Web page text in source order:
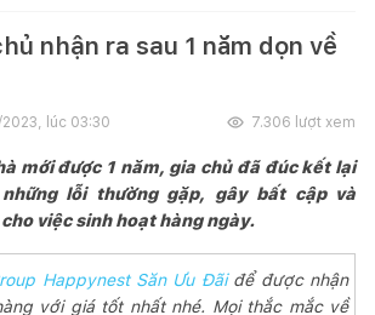
nhận ra sau 1 năm dọn về
lúc 03:30 7.306 lượt xem
mới được 1 năm, gia chủ đã đúc kết lại
lỗi thường gặp, gây bất cập và
việc sinh hoạt hàng ngày.
Happynest Săn Ưu Đãi để được nhận
với giá tốt nhất nhé. Mọi thắc mắc về